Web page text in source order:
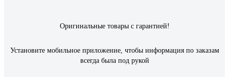
Оригинальные товары с гарантией!
Установите мобильное приложение, чтобы информация по заказам
всегда была под рукой